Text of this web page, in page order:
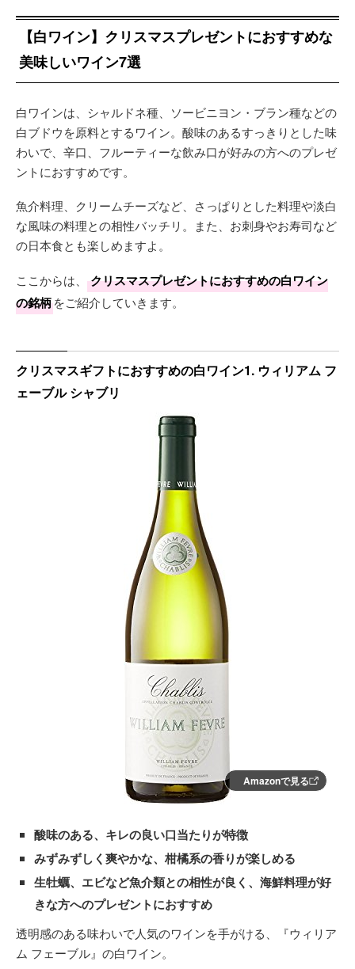
【白ワイン】クリスマスプレゼントにおすすめな
美味しいワイン7選
白ワインは、シャルドネ種、ソービニヨン・ブラン種などの
白ブドウを原料とするワイン。酸味のあるすっきりとした味
わいで、辛口、フルーティーな飲み口が好みの方へのプレゼ
ントにおすすめです。
魚介料理、クリームチーズなど、さっぱりとした料理や淡白
な風味の料理との相性バッチリ。また、お刺身やお寿司など
の日本食とも楽しめますよ。
ここからは、
クリスマスプレゼントにおすすめの白ワイン
の銘柄をご紹介していきます。
クリスマスギフトにおすすめの白ワイン1. ウィリアム フ
ェーブル シャブリ
Amazonで見る
酸味のある、キレの良い口当たりが特徴
みずみずしく爽やかな、柑橘系の香りが楽しめる
生牡蠣、エビなど魚介類との相性が良く、海鮮料理が好
きな方へのプレゼントにおすすめ
透明感のある味わいで人気のワインを手がける、『ウィリア
ム フェーブル』の白ワイン。